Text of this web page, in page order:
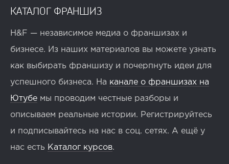
КАТАЛОГ ФРАНШИЗ
H&F — независимое медиа о франшизах и
бизнесе. Из наших материалов вы можете узнать
как выбирать франшизу и почерпнуть идеи для
успешного бизнеса. На канале о франшизах на
Ютубе мы проводим честные разборы и
описываем реальные истории. Регистрируйтесь
и подписывайтесь на нас в соц. сетях. А ещё у
нас есть Каталог курсов.